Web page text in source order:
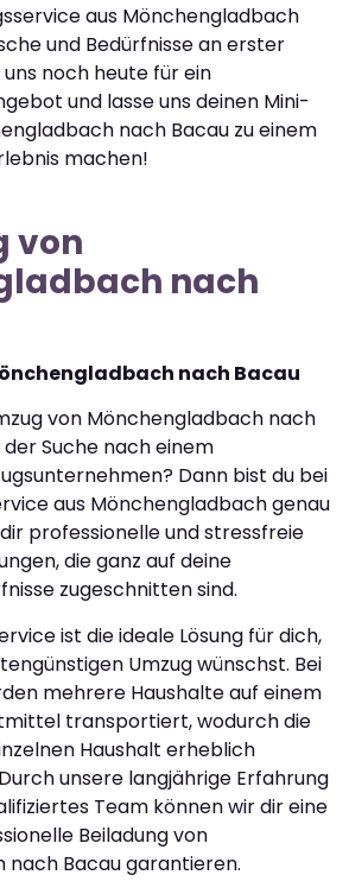
aus Mönchengladbach
und Bedürfnisse an erster
noch heute für ein
und lasse uns deinen Mini-
nach Bacau zu einem
machen!
von
nach
nach Bacau
von Mönchengladbach nach
Suche nach einem
Dann bist du bei
aus Mönchengladbach genau
professionelle und stressfreie
die ganz auf deine
zugeschnitten sind.
ist die ideale Lösung für dich,
Umzug wünschst. Bei
mehrere Haushalte auf einem
transportiert, wodurch die
Haushalt erheblich
unsere langjährige Erfahrung
Team können wir dir eine
Beiladung von
nach Bacau garantieren.